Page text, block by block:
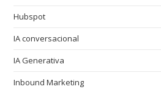
Hubspot
IA conversacional
IA Generativa
Inbound Marketing